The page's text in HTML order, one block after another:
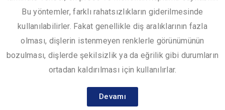
Bu yöntemler, farklı rahatsızlıkların giderilmesinde
kullanılabilirler. Fakat genellikle diş aralıklarının fazla
olması, dişlerin istenmeyen renklerle görünümünün
bozulması, dişlerde şekilsizlik ya da eğrilik gibi durumların
ortadan kaldırılması için kullanılırlar.
Devamı